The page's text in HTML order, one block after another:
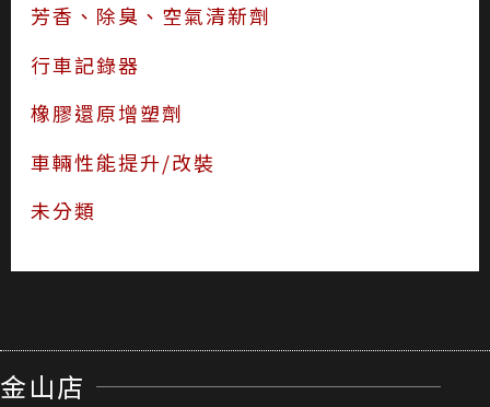
芳香、除臭、空氣清新劑
行車記錄器
橡膠還原增塑劑
車輛性能提升/改裝
未分類
金山店